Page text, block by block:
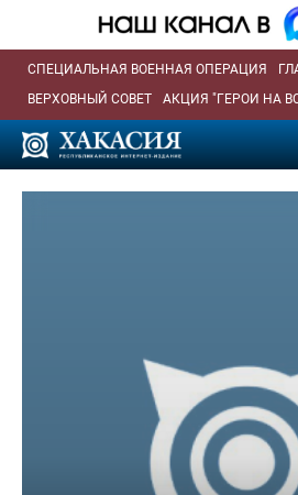
СПЕЦИАЛЬНАЯ ВОЕННАЯ ОПЕРАЦИЯ
ВЕРХОВНЫЙ СОВЕТ
АКЦИЯ "ГЕРОИ НА